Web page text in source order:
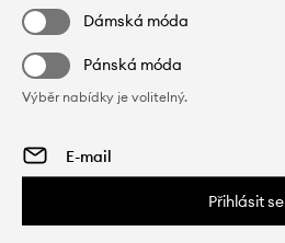
Dámská móda
Pánská móda
Výběr nabídky je volitelný.
Přihlásit se